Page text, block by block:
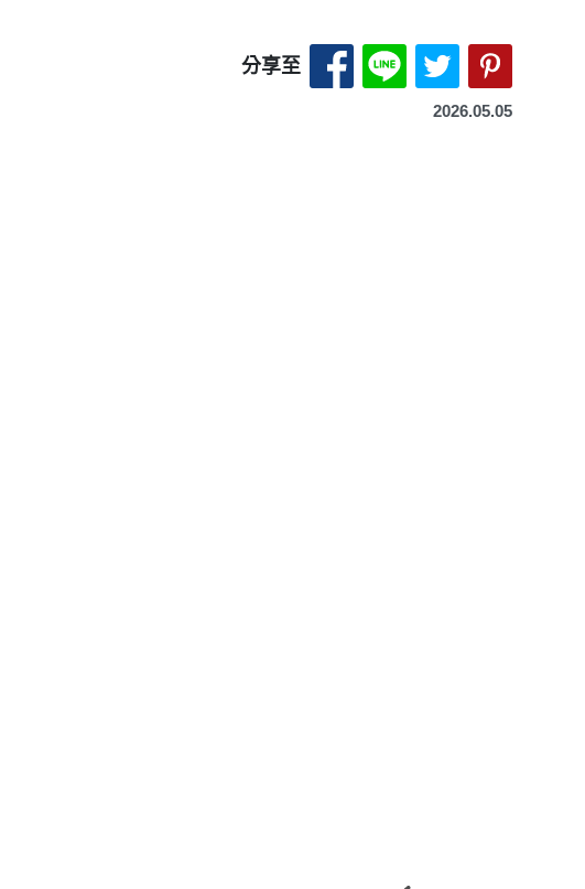
分享至 分享至 Facebook-另開新
分享至 LINE-另開
分享至 X（
2026.05.05